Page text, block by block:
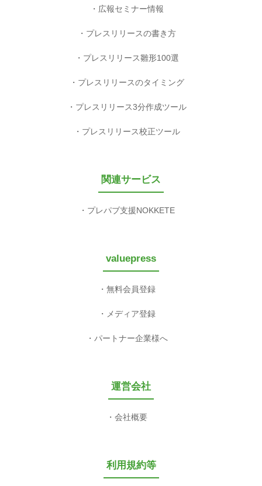
広報セミナー情報
プレスリリースの書き方
プレスリリース雛形100選
プレスリリースのタイミング
プレスリリース3分作成ツール
プレスリリース校正ツール
関連サービス
プレパブ支援NOKKETE
valuepress
無料会員登録
メディア登録
パートナー企業様へ
運営会社
会社概要
利用規約等